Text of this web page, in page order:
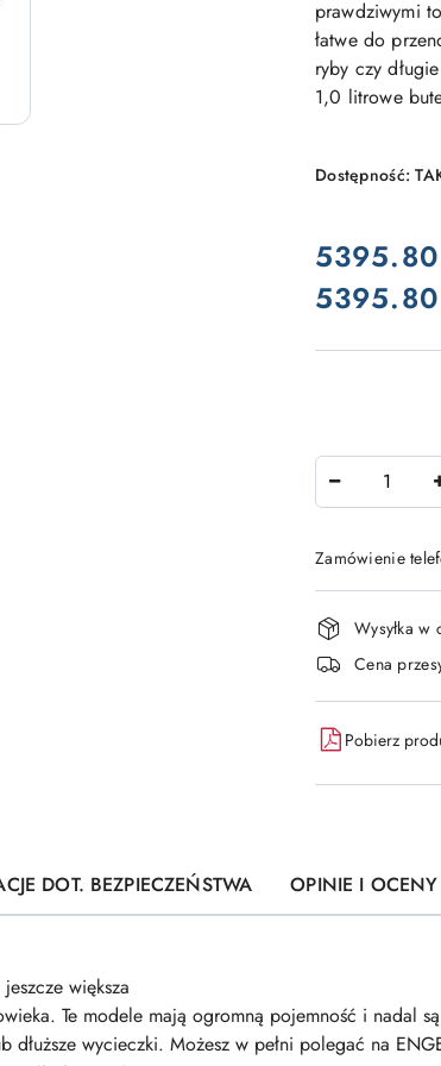
prawdziwymi
łatwe do
ryby czy
1,0 litrowe
Dostępność:
cena:
5395.80
Cena:
5395.80
Zamówienie
i
dostawa
Wysyłka w
Cena
Pobierz
DOT. BEZPIECZEŃSTWA OPINIE I
większa
Te modele mają ogromną pojemność i nadal
wycieczki. Możesz w pełni polegać na